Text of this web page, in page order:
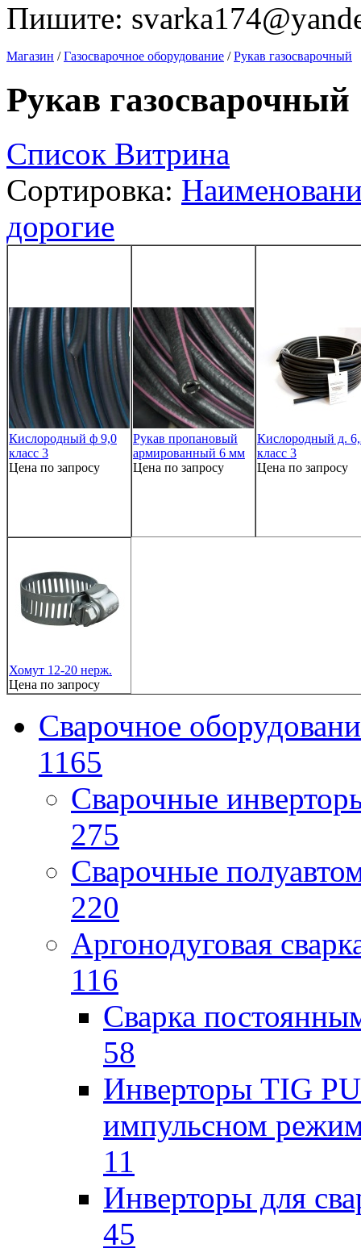
Пишите:
Магазин / Газосварочное оборудование / Рукав газосварочный
Рукав газосварочный
Список Витрина
Сортировка:
дорогие
Кислородный ф 9,0
класс 3
Цена по запросу
Рукав пропановый
армированный 6 мм
Цена по запросу
Кислородный д.
класс 3
Цена по запросу
Хомут 12-20 нерж.
Цена по запросу
Сварочное
1165
Сварочные
275
Сварочные
220
Аргонодуговая
116
Сварка
58
Инверторы TIG
импульсном
11
Инверторы для
45